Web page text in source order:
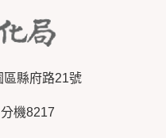
區縣府路21號
機8217